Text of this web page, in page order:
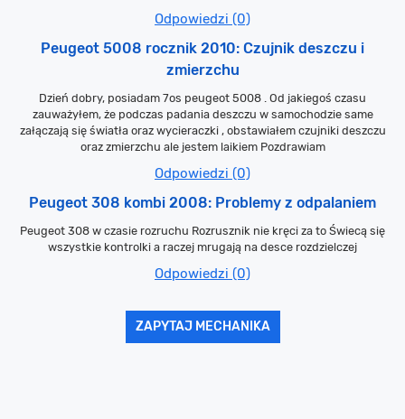
Odpowiedzi (0)
Peugeot 5008 rocznik 2010: Czujnik deszczu i
zmierzchu
Dzień dobry, posiadam 7os peugeot 5008 . Od jakiegoś czasu
zauważyłem, że podczas padania deszczu w samochodzie same
załączają się światła oraz wycieraczki , obstawiałem czujniki deszczu
oraz zmierzchu ale jestem laikiem Pozdrawiam
Odpowiedzi (0)
Peugeot 308 kombi 2008: Problemy z odpalaniem
Peugeot 308 w czasie rozruchu Rozrusznik nie kręci za to Świecą się
wszystkie kontrolki a raczej mrugają na desce rozdzielczej
Odpowiedzi (0)
ZAPYTAJ MECHANIKA